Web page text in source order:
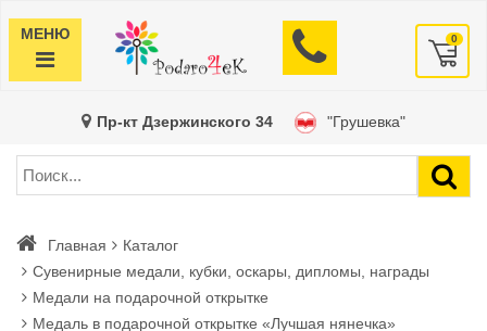
МЕНЮ 0
Пр-кт Дзержинского 34 "Грушевка"
Главная
Каталог
Сувенирные медали, кубки, оскары, дипломы, награды
Медали на подарочной открытке
Медаль в подарочной открытке «Лучшая нянечка»